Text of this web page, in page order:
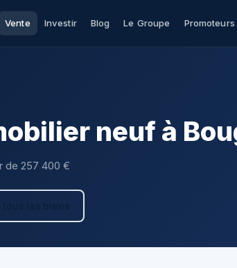
Vente Investir Blog Le Groupe Promoteurs
neuf à
de 257 400 €